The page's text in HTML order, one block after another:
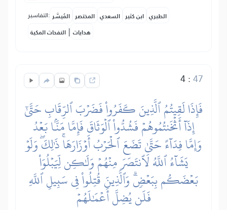
التفاسير: المُيسَّر المختصر السعدي ابن كثير الطبري
النفحات المكية | هدايات
4:47
فَإِذَا لَقِيتُمُ ٱلَّذِينَ كَفَرُواْ فَضَرۡبَ ٱلرِّقَابِ حَتَّىٰٓ
إِذَآ أَثۡخَنتُمُوهُمۡ فَشُدُّواْ ٱلۡوَثَاقَ فَإِمَّا مَنَّۢا بَعۡدُ
وَإِمَّا فِدَآءً حَتَّىٰ تَضَعَ ٱلۡحَرۡبُ أَوۡزَارَهَاۚ ذَٰلِكَۖ وَلَوۡ
يَشَآءُ ٱللَّهُ لَٱنتَصَرَ مِنۡهُمۡ وَلَٰكِن لِّيَبۡلُوَاْ
بَعۡضَكُم بِبَعۡضٖۗ وَٱلَّذِينَ قُتِلُواْ فِي سَبِيلِ ٱللَّهِ
فَلَن يُضِلَّ أَعۡمَٰلَهُمۡ